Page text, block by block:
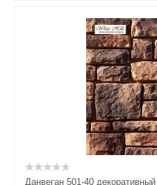
Данвеган 501-40